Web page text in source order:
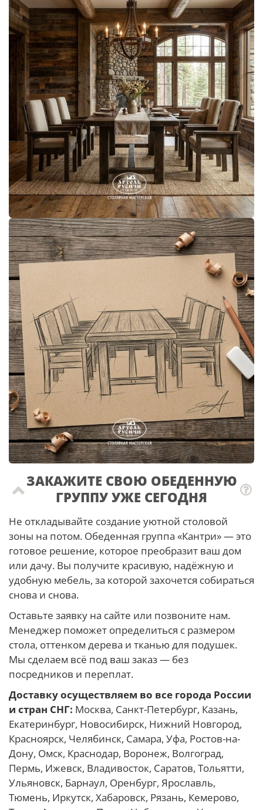
ЗАКАЖИТЕ СВОЮ ОБЕДЕННУЮ
ГРУППУ УЖЕ СЕГОДНЯ
Не откладывайте создание уютной столовой
зоны на потом. Обеденная группа «Кантри» — это
готовое решение, которое преобразит ваш дом
или дачу. Вы получите красивую, надёжную и
удобную мебель, за которой захочется собираться
снова и снова.
Оставьте заявку на сайте или позвоните нам.
Менеджер поможет определиться с размером
стола, оттенком дерева и тканью для подушек.
Мы сделаем всё под ваш заказ — без
посредников и переплат.
Доставку осуществляем во все города России
и стран СНГ: Москва, Санкт-Петербург, Казань,
Екатеринбург, Новосибирск, Нижний Новгород,
Красноярск, Челябинск, Самара, Уфа, Ростов-на-
Дону, Омск, Краснодар, Воронеж, Волгоград,
Пермь, Ижевск, Владивосток, Саратов, Тольятти,
Ульяновск, Барнаул, Оренбург, Ярославль,
Тюмень, Иркутск, Хабаровск, Рязань, Кемерово,